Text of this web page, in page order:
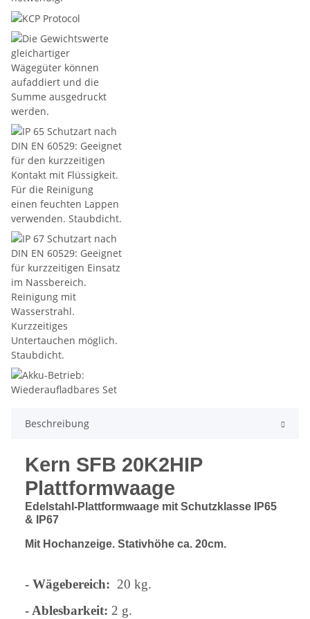
Beschreibung
Kern SFB 20K2HIP
Plattformwaage
Edelstahl-Plattformwaage mit Schutzklasse IP65
& IP67
Mit Hochanzeige. Stativhöhe ca. 20cm.
- Wägebereich: 20 kg.
- Ablesbarkeit: 2 g.